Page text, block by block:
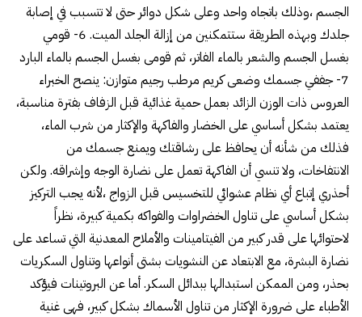
الجسم ،وذلك باتجاه واحد وعلى شكل دوائر حتى لا تتسبب في إصابة
جلدك وبهذه الطريقة ستتمكنين من إزالة الجلد الميت. 6- قومي
بغسل الجسم والشعر بالماء الفاتر، ثم قومى بغسل الجسم بالماء البارد
7- جففي جسمك وضعى كريم مرطب رجيم متوازن: ينصح الخبراء
العروس ذات الوزن الزائد بعمل حمية غذائية قبل الزفاف بفترة مناسبة،
يعتمد بشكل أساسي على الخضار والفاكهة والإكثار من شرب الماء،
فذلك من شأنه أن يحافظ على رشاقتك ويمنع جسمك من
الانتفاخات، ولا تنسي أن الفاكهة تعمل على نضارة الوجه وإشراقه. ولكن
أحذري إتباع أي نظام عشوائي للتخسيس قبل الزواج ،لأنه يجب التركيز
بشكل أساسي على تناول الخضراوات والفواكه بكمية كبيرة، نظراً
لاحتوائها على قدر كبير من الفيتامينات والأملاح المعدنية التي تساعد على
نضارة البشرة، مع الابتعاد عن النشويات بشتى أنواعها وتناول السكريات
بحذر، ومن الممكن استبدالها ببدائل السكر. أما عن البروتينات فيؤكد
الأطباء على ضرورة الإكثار من تناول الأسماك بشكل كبير، فهى غنية